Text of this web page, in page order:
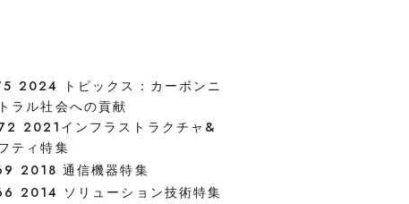
2024 トピックス：カーボンニ
ラル社会への貢献
2021インフラストラクチャ&
ティ特集
2018 通信機器特集
2014 ソリューション技術特集